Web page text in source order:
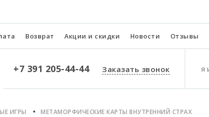
Возврат Акции и скидки Новости Отзывы
+7 391 205-44-44 Заказать звонок
ИГРЫ МЕТАМОРФИЧЕСКИЕ КАРТЫ ВНУТРЕННИЙ СТРАХ